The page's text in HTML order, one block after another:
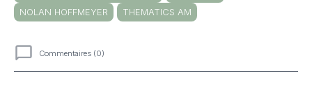
NOLAN HOFFMEYER
THEMATICS AM
Commentaires (0)